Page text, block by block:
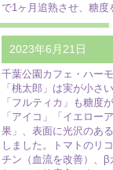
で1ヶ月追熟させ、糖度
2023年6月21日
千葉公園カフェ・ハー
「桃太郎」は実が小さ
「フルティカ」も糖度
「アイコ」「イエロー
果」、表面に光沢のあ
しました。トマトのリ
チン（血流を改善）、